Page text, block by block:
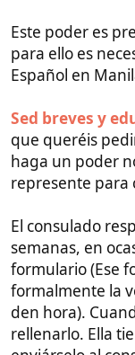
(tú) y el
representar.
Por eso es mejor
correctamente o
otros (En el
tienen ya unos
usan para estos
Cenomar
CeNoMar (Ce
certificado filipino
soltera y se
STATISTICS